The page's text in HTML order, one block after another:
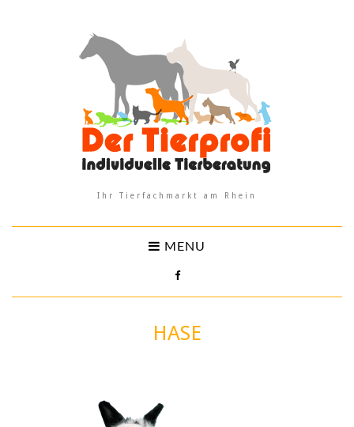
Ihr Tierfachmarkt am Rhein
MENU
HASE